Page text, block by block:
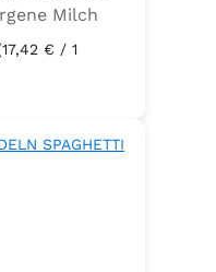
Milch
Erzeugnisse
€ / 1